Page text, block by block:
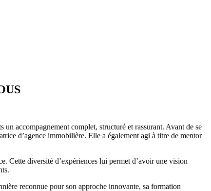
accompagnement complet, structuré et rassurant. Avant de se
d’agence immobilière. Elle a également agi à titre de mentor
Cette diversité d’expériences lui permet d’avoir une vision
reconnue pour son approche innovante, sa formation